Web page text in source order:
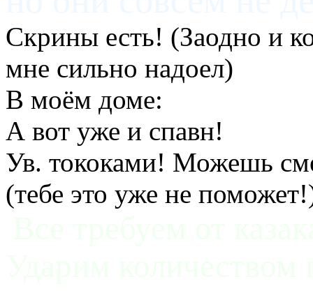
Скрины есть! (Заодно и
мне сильно надоел)
В моём доме:
А вот уже и спавн!
Ув. тококами! Можешь
(тебе это уже не